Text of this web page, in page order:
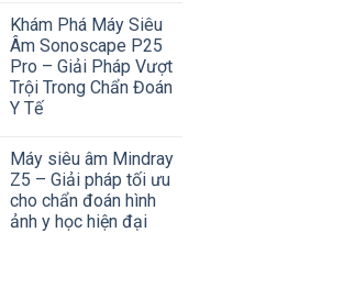
Khám Phá Máy Siêu
Âm Sonoscape P25
Pro – Giải Pháp Vượt
Trội Trong Chẩn Đoán
Y Tế
Máy siêu âm Mindray
Z5 – Giải pháp tối ưu
cho chẩn đoán hình
ảnh y học hiện đại